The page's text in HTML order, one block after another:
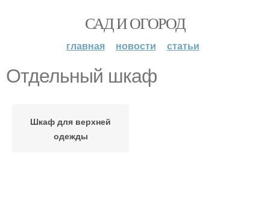
САД И ОГОРОД
главная новости статьи
Отдельный шкаф
Шкаф для верхней
одежды